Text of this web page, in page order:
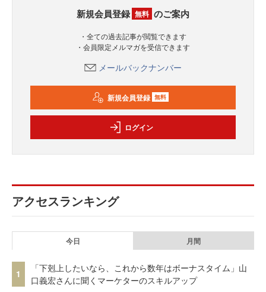
新規会員登録 無料 のご案内
・全ての過去記事が閲覧できます
・会員限定メルマガを受信できます
メールバックナンバー
新規会員登録 無料
ログイン
アクセスランキング
今日 月間
1
「下剋上したいなら、これから数年はボーナスタイム」山
口義宏さんに聞くマーケターのスキルアップ